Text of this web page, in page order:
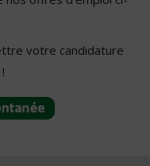
votre candidature